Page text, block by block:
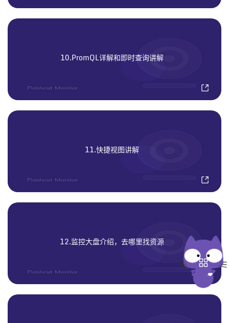
10.PromQL详解和即时查询讲解
11.快捷视图讲解
12.监控大盘介绍，去哪里找资源